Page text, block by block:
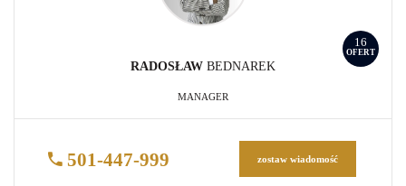
16
OFERT
RADOSŁAW BEDNAREK
MANAGER
501-447-999 zostaw wiadomość